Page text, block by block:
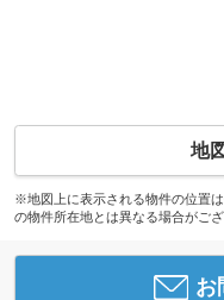
地
※地図上に表示される物件の位置
の物件所在地とは異なる場合がござ
お